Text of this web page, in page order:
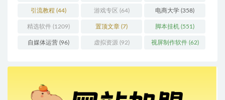
引流教程 (44) 游戏专区 (64) 电商大学 (358)
精选软件(1209) 置顶文章 (7) 脚本挂机 (551)
自媒体运营(96) 虚拟资源 (92) 视屏制作软件(62)